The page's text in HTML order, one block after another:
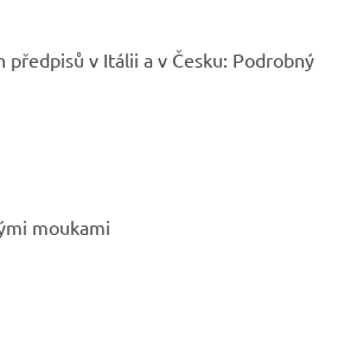
předpisů v Itálii a v Česku: Podrobný
moukami